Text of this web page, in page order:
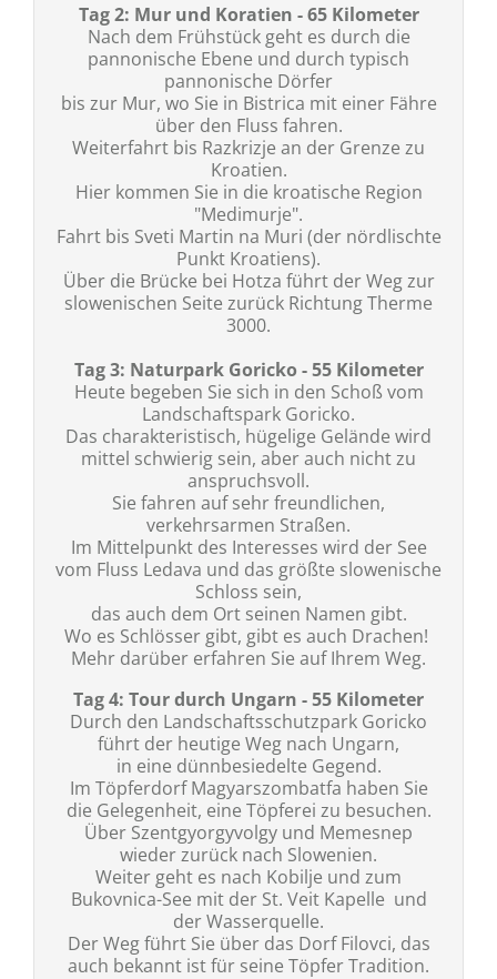
Tag 2: Mur und Koratien - 65 Kilometer
Nach dem Frühstück geht es durch die
pannonische Ebene und durch typisch
pannonische Dörfer
bis zur Mur, wo Sie in Bistrica mit einer Fähre
über den Fluss fahren.
Weiterfahrt bis Razkrizje an der Grenze zu
Kroatien.
Hier kommen Sie in die kroatische Region
"Medimurje".
Fahrt bis Sveti Martin na Muri (der nördlischte
Punkt Kroatiens).
Über die Brücke bei Hotza führt der Weg zur
slowenischen Seite zurück Richtung Therme
3000.
Tag 3: Naturpark Goricko - 55 Kilometer
Heute begeben Sie sich in den Schoß vom
Landschaftspark Goricko.
Das charakteristisch, hügelige Gelände wird
mittel schwierig sein, aber auch nicht zu
anspruchsvoll.
Sie fahren auf sehr freundlichen,
verkehrsarmen Straßen.
Im Mittelpunkt des Interesses wird der See
vom Fluss Ledava und das größte slowenische
Schloss sein,
das auch dem Ort seinen Namen gibt.
Wo es Schlösser gibt, gibt es auch Drachen!
Mehr darüber erfahren Sie auf Ihrem Weg.
Tag 4: Tour durch Ungarn - 55 Kilometer
Durch den Landschaftsschutzpark Goricko
führt der heutige Weg nach Ungarn,
in eine dünnbesiedelte Gegend.
Im Töpferdorf Magyarszombatfa haben Sie
die Gelegenheit, eine Töpferei zu besuchen.
Über Szentgyorgyvolgy und Memesnep
wieder zurück nach Slowenien.
Weiter geht es nach Kobilje und zum
Bukovnica-See mit der St. Veit Kapelle und
der Wasserquelle.
Der Weg führt Sie über das Dorf Filovci, das
auch bekannt ist für seine Töpfer Tradition.